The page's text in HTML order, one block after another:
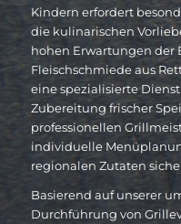
Kindern erfordert
die kulinarischen
hohen Erwartungen der
Fleischschmiede aus
eine spezialisierte
Zubereitung frischer
professionellen
individuelle
regionalen Zutaten
Basierend auf unserer
Durchführung von